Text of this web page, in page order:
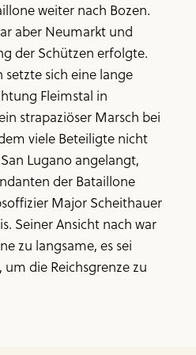
weiter nach Bozen.
aber Neumarkt und
der Schützen erfolgte.
sich eine lange
Fleimstal in
strapaziöser Marsch bei
viele Beteiligte nicht
Lugano angelangt,
der Bataillone
Major Scheithauer
Seiner Ansicht nach war
zu langsame, es sei
die Reichsgrenze zu